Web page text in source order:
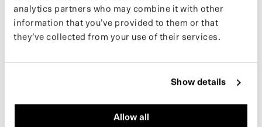
analytics partners who may combine it with other
information that you’ve provided to them or that
they’ve collected from your use of their services.
Show details
Allow all
MACASSAR BROWN
laatste nieuws, volg ons dan op Instagram
onze nieuwsbrief .